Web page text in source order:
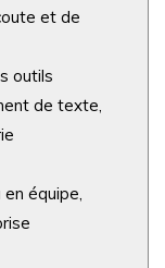
et de
outils
de texte,
équipe,